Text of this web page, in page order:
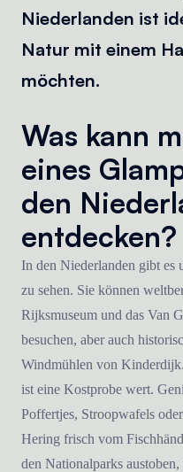
Niederlanden ist
Natur mit einem
möchten.
Was kann
eines
den
entdecken?
In den Niederlanden gibt es
zu sehen. Sie können
Rijksmuseum und das Van
besuchen, aber auch
Windmühlen von
ist eine Kostprobe wert.
Poffertjes, Stroopwafels
Hering frisch vom
den Nationalparks